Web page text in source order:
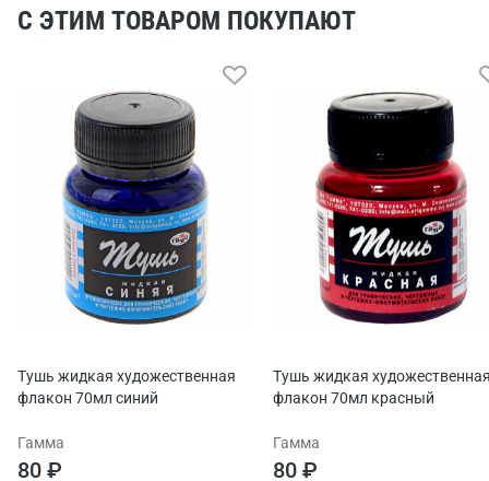
С ЭТИМ ТОВАРОМ ПОКУПАЮТ
Тушь жидкая художественная
флакон 70мл синий
Гамма
80 ₽
Тушь жидкая
флакон 70мл красный
Гамма
80 ₽